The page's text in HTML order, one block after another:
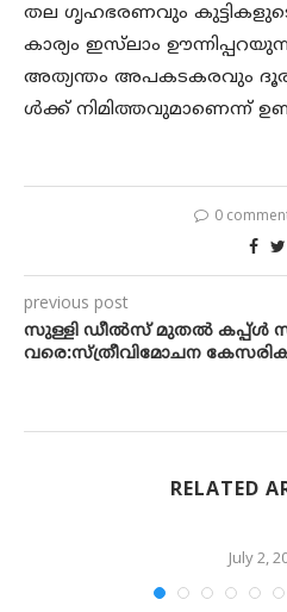
തല ഗൃഹഭരണവും
കാര്യം ഇസ്‌ലാം
അത്യന്തം അപകടകരവും
ൾക്ക് നിമിത്തവുമാണെന്ന്
0
previous post
സുള്ളി ഡീൽസ് മുതൽ കപ്പ്ൾ
വരെ:സ്ത്രീവിമോചന
RELATED
July 2,